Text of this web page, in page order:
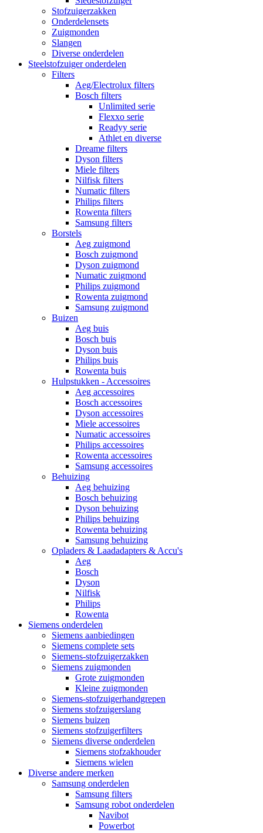
Stofzuigerzakken
Onderdelensets
Zuigmonden
Slangen
Diverse onderdelen
Steelstofzuiger onderdelen
Filters
Aeg/Electrolux filters
Bosch filters
Unlimited serie
Flexxo serie
Readyy serie
Athlet en diverse
Dreame filters
Dyson filters
Miele filters
Nilfisk filters
Numatic filters
Philips filters
Rowenta filters
Samsung filters
Borstels
Aeg zuigmond
Bosch zuigmond
Dyson zuigmond
Numatic zuigmond
Philips zuigmond
Rowenta zuigmond
Samsung zuigmond
Buizen
Aeg buis
Bosch buis
Dyson buis
Philips buis
Rowenta buis
Hulpstukken - Accessoires
Aeg accessoires
Bosch accessoires
Dyson accessoires
Miele accessoires
Numatic accessoires
Philips accessoires
Rowenta accessoires
Samsung accessoires
Behuizing
Aeg behuizing
Bosch behuizing
Dyson behuizing
Philips behuizing
Rowenta behuizing
Samsung behuizing
Opladers & Laadadapters & Accu's
Aeg
Bosch
Dyson
Nilfisk
Philips
Rowenta
Siemens onderdelen
Siemens aanbiedingen
Siemens complete sets
Siemens-stofzuigerzakken
Siemens zuigmonden
Grote zuigmonden
Kleine zuigmonden
Siemens-stofzuigerhandgrepen
Siemens stofzuigerslang
Siemens buizen
Siemens stofzuigerfilters
Siemens diverse onderdelen
Siemens stofzakhouder
Siemens wielen
Diverse andere merken
Samsung onderdelen
Samsung filters
Samsung robot onderdelen
Navibot
Powerbot